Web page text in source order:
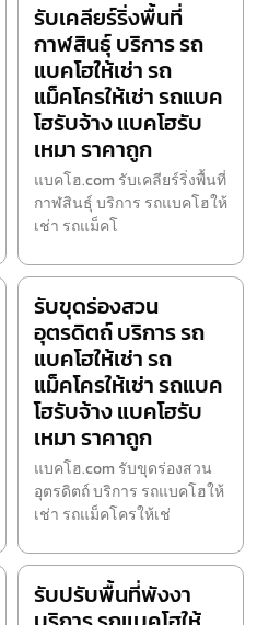
รับเคลียร์ริ่งพื้นที่
กาฬสินธุ์ บริการ รถ
แบคโฮให้เช่า รถ
แม็คโครให้เช่า รถแบค
โฮรับจ้าง แบคโฮรับ
เหมา ราคาถูก
แบคโฮ.com รับเคลียร์ริ่งพื้นที่
กาฬสินธุ์ บริการ รถแบคโฮให้
เช่า รถแม็คโ
รับขุดร่องสวน
อุตรดิตถ์ บริการ รถ
แบคโฮให้เช่า รถ
แม็คโครให้เช่า รถแบค
โฮรับจ้าง แบคโฮรับ
เหมา ราคาถูก
แบคโฮ.com รับขุดร่องสวน
อุตรดิตถ์ บริการ รถแบคโฮให้
เช่า รถแม็คโครให้เช่
รับปรับพื้นที่พังงา